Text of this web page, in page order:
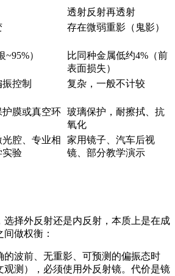
透射反射再透射
存在微弱重影（鬼影）
~95%） 比同种金属低约4% （前
表面损失）
控制 复杂，一般不计较
膜或真空环 玻璃保护，耐擦拭、抗
氧化
腔、专业相
实验
家用镜子、汽车后视
镜、部分教学演示
选择外反射还是内反射，本质上是在成
做权衡：
的波前、无重影、可预测的偏振态时
观测），必须使用外反射镜。代价是镜